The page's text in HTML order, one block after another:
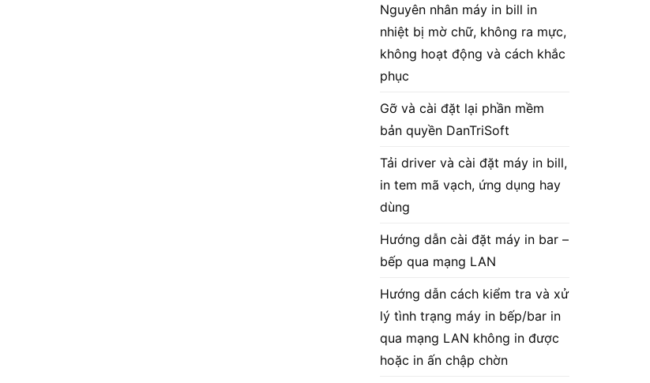
Nguyên nhân máy in bill in
nhiệt bị mờ chữ, không ra mực,
không hoạt động và cách khắc
phục
Gỡ và cài đặt lại phần mềm
bản quyền DanTriSoft
Tải driver và cài đặt máy in bill,
in tem mã vạch, ứng dụng hay
dùng
Hướng dẫn cài đặt máy in bar –
bếp qua mạng LAN
Hướng dẫn cách kiểm tra và xử
lý tình trạng máy in bếp/bar in
qua mạng LAN không in được
hoặc in ấn chập chờn